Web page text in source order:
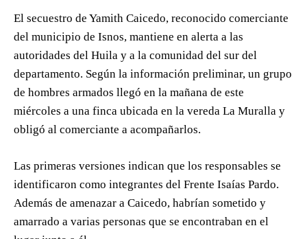
El secuestro de Yamith Caicedo, reconocido comerciante
del municipio de Isnos, mantiene en alerta a las
autoridades del Huila y a la comunidad del sur del
departamento. Según la información preliminar, un grupo
de hombres armados llegó en la mañana de este
miércoles a una finca ubicada en la vereda La Muralla y
obligó al comerciante a acompañarlos.
Las primeras versiones indican que los responsables se
identificaron como integrantes del Frente Isaías Pardo.
Además de amenazar a Caicedo, habrían sometido y
amarrado a varias personas que se encontraban en el